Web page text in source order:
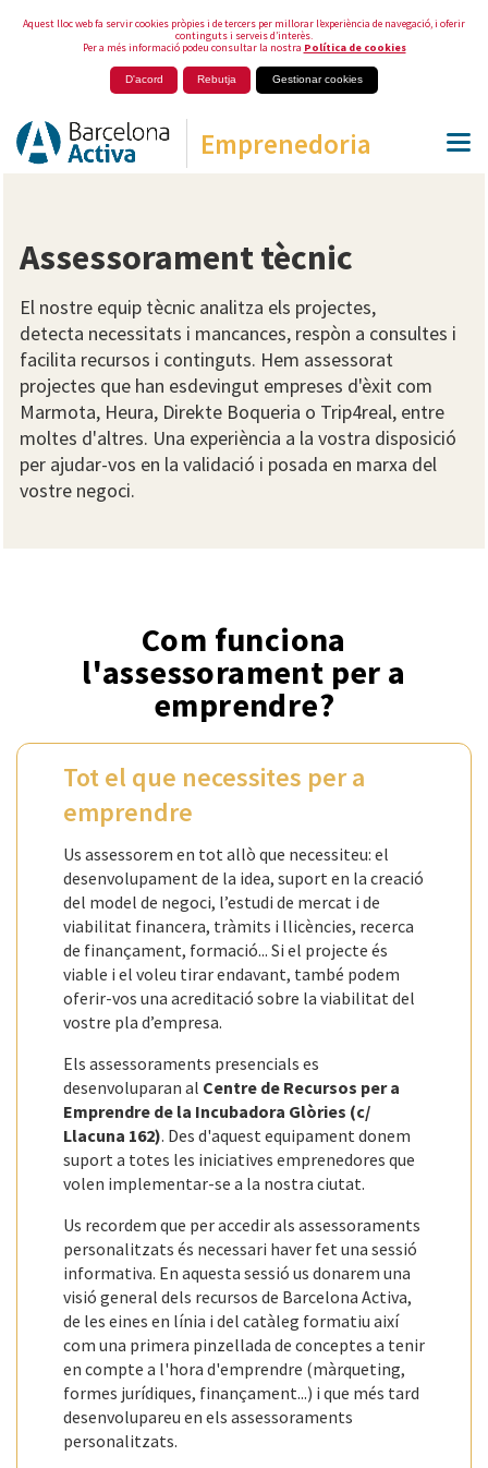
Aquest lloc web fa servir cookies pròpies i de tercers per millorar l’experiència de navegació, i oferir
continguts i serveis d’interès.
Per a més informació podeu consultar la nostra Política de cookies
D'acord Rebutja Gestionar cookies
Emprenedoria
Assessorament tècnic
El nostre equip tècnic analitza els projectes,
detecta necessitats i mancances, respòn a consultes i
facilita recursos i continguts. Hem assessorat
projectes que han esdevingut empreses d'èxit com
Marmota, Heura, Direkte Boqueria o Trip4real, entre
moltes d'altres. Una experiència a la vostra disposició
per ajudar-vos en la validació i posada en marxa del
vostre negoci.
Com funciona
l'assessorament per a
emprendre?
Tot el que necessites per a
emprendre
Us assessorem en tot allò que necessiteu: el
desenvolupament de la idea, suport en la creació
del model de negoci, l’estudi de mercat i de
viabilitat financera, tràmits i llicències, recerca
de finançament, formació... Si el projecte és
viable i el voleu tirar endavant, també podem
oferir-vos una acreditació sobre la viabilitat del
vostre pla d’empresa.
Els assessoraments presencials es
desenvoluparan al Centre de Recursos per a
Emprendre de la Incubadora Glòries (c/
Llacuna 162). Des d'aquest equipament donem
suport a totes les iniciatives emprenedores que
volen implementar-se a la nostra ciutat.
Us recordem que per accedir als assessoraments
personalitzats és necessari haver fet una sessió
informativa. En aquesta sessió us donarem una
visió general dels recursos de Barcelona Activa,
de les eines en línia i del catàleg formatiu així
com una primera pinzellada de conceptes a tenir
en compte a l'hora d'emprendre (màrqueting,
formes jurídiques, finançament...) i que més tard
desenvolupareu en els assessoraments
personalitzats.